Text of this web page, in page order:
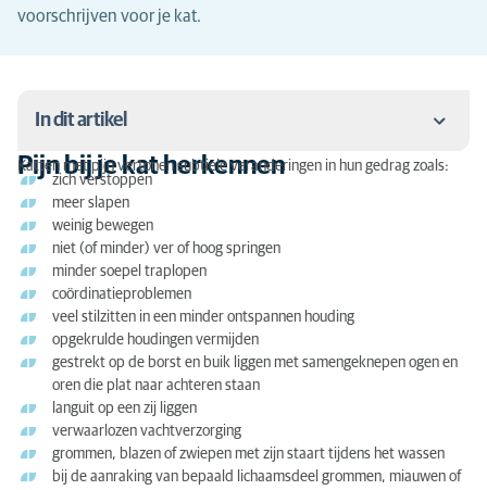
voorschrijven voor je kat.
In dit artikel
Pijn bij je kat herkennen
Wanneer heeft je kat een pijnstiller nodig?
Wanneer heeft je kat een ontstekingsremmer nodig?
Pijnstillers voor katten
Pijnstiller kat: mogelijke bijwerkingen
Hoeveel kosten pijnstillers en ontstekingsremmers
voor katten?
Pijn bij je kat herkennen
Katten met pijn vertonen subtiele veranderingen in hun gedrag zoals:
zich verstoppen
meer slapen
weinig bewegen
niet (of minder) ver of hoog springen
minder soepel traplopen
coördinatieproblemen
veel stilzitten in een minder ontspannen houding
opgekrulde houdingen vermijden
gestrekt op de borst en buik liggen met samengeknepen ogen en
oren die plat naar achteren staan
languit op een zij liggen
verwaarlozen vachtverzorging
grommen, blazen of zwiepen met zijn staart tijdens het wassen
bij de aanraking van bepaald lichaamsdeel grommen, miauwen of